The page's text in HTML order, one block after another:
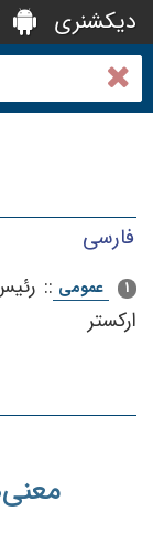
دیکشنری
فارسی
1 عمومی ::
اركستر